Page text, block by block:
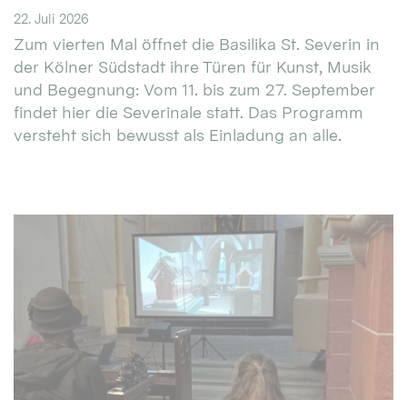
22. Juli 2026
Zum vierten Mal öffnet die Basilika St. Severin in
der Kölner Südstadt ihre Türen für Kunst, Musik
und Begegnung: Vom 11. bis zum 27. September
findet hier die Severinale statt. Das Programm
versteht sich bewusst als Einladung an alle.